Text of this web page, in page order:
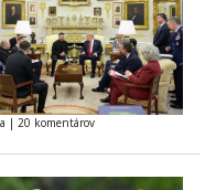
| 20 komentárov